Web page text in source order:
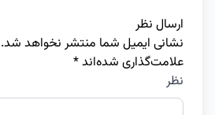
ارسال نظر
نشانی ایمیل شما منتشر نخواهد شد.
علامت‌گذاری شده‌اند*
نظر